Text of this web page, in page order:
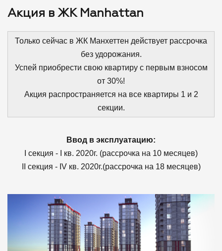
Акция в ЖК Manhattan
Только сейчас в ЖК Манхеттен действует рассрочка
без удорожания.
Успей приобрести свою квартиру с первым взносом
от 30%!
Акция распространяется на все квартиры 1 и 2
секции.
Ввод в эксплуатацию:
I секция - I кв. 2020г. (рассрочка на 10 месяцев)
II секция - IV кв. 2020г.(рассрочка на 18 месяцев)